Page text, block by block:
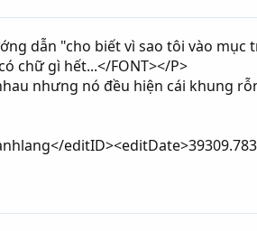
dẫn "cho biết vì sao tôi vào mục
chữ gì hết...</FONT></P>
nhưng nó đều hiện cái khung